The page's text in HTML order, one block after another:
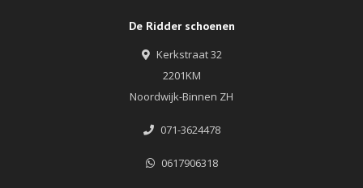
De Ridder schoenen
Kerkstraat 32
2201KM
Noordwijk-Binnen ZH
071-3624478
0617906318